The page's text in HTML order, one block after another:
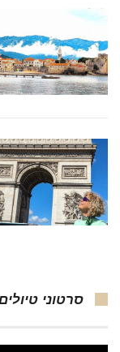
סרטוני